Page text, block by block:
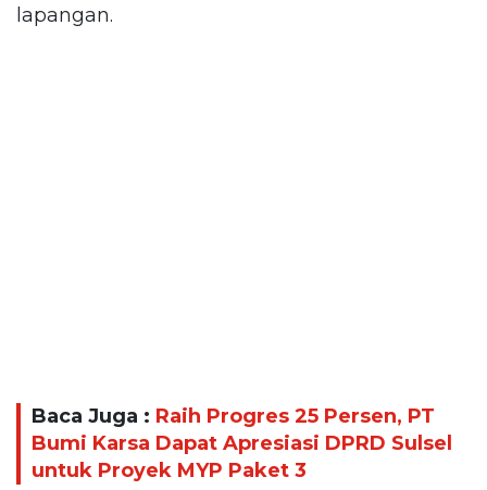
lapangan.
Baca Juga : Raih Progres 25 Persen, PT
Bumi Karsa Dapat Apresiasi DPRD Sulsel
untuk Proyek MYP Paket 3